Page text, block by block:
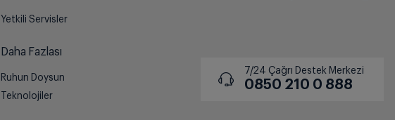
Yetkili Servisler
Daha Fazlası
Ruhun Doysun
Teknolojiler
7/24 Çağrı Destek Merkezi
0850 210 0 888